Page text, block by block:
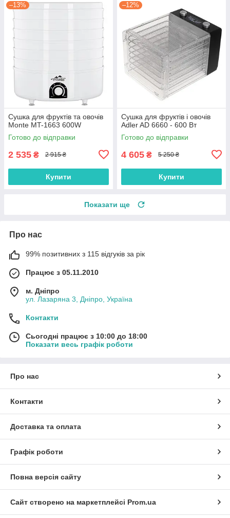
–13%
Сушка для фруктів та овочів
Monte MT-1663 600W
Готово до відправки
2 535 ₴ 2 915 ₴
Купити
–12%
Сушка для фруктів і овочів
Adler AD 6660 - 600 Вт
Готово до відправки
4 605 ₴ 5 250 ₴
Купити
Показати ще
Про нас
99% позитивних з 115 відгуків за рік
Працює з 05.11.2010
м. Дніпро
ул. Лазаряна 3, Дніпро, Україна
Контакти
Сьогодні працює з 10:00 до 18:00
Показати весь графік роботи
Про нас
Контакти
Доставка та оплата
Графік роботи
Повна версія сайту
Сайт створено на маркетплейсі Prom.ua